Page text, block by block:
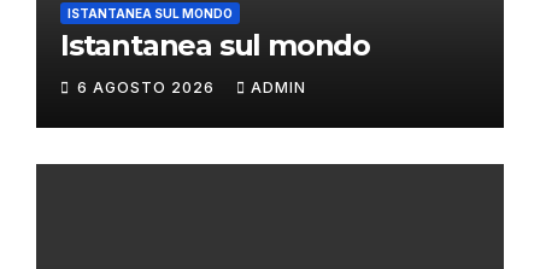
ISTANTANEA SUL MONDO
Istantanea sul mondo
6 AGOSTO 2026 ADMIN